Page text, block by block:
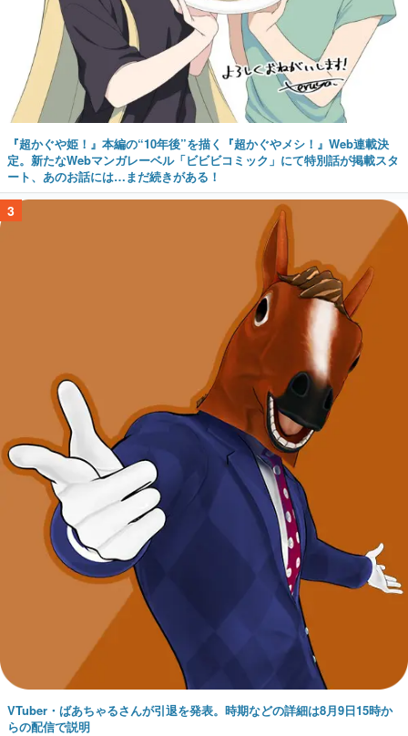
『超かぐや姫！』本編の“10年後”を描く『超かぐやメシ！』Web連載決
定。新たなWebマンガレーベル「ビビビコミック」にて特別話が掲載スタ
ート、あのお話には…まだ続きがある！
3
VTuber・ばあちゃるさんが引退を発表。時期などの詳細は8月9日15時か
らの配信で説明